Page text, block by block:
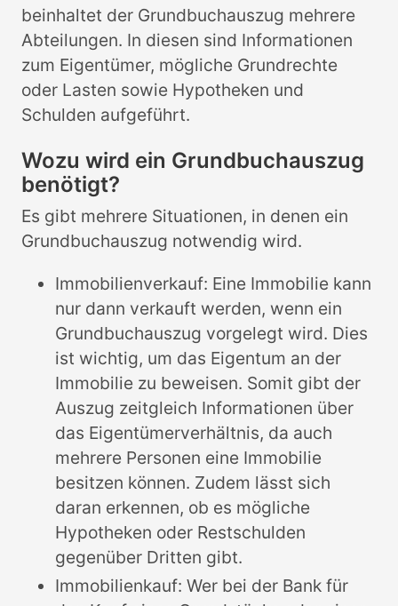
beinhaltet der Grundbuchauszug mehrere
Abteilungen. In diesen sind Informationen
zum Eigentümer, mögliche Grundrechte
oder Lasten sowie Hypotheken und
Schulden aufgeführt.
Wozu wird ein Grundbuchauszug
benötigt?
Es gibt mehrere Situationen, in denen ein
Grundbuchauszug notwendig wird.
Immobilienverkauf: Eine Immobilie kann
nur dann verkauft werden, wenn ein
Grundbuchauszug vorgelegt wird. Dies
ist wichtig, um das Eigentum an der
Immobilie zu beweisen. Somit gibt der
Auszug zeitgleich Informationen über
das Eigentümerverhältnis, da auch
mehrere Personen eine Immobilie
besitzen können. Zudem lässt sich
daran erkennen, ob es mögliche
Hypotheken oder Restschulden
gegenüber Dritten gibt.
Immobilienkauf: Wer bei der Bank für